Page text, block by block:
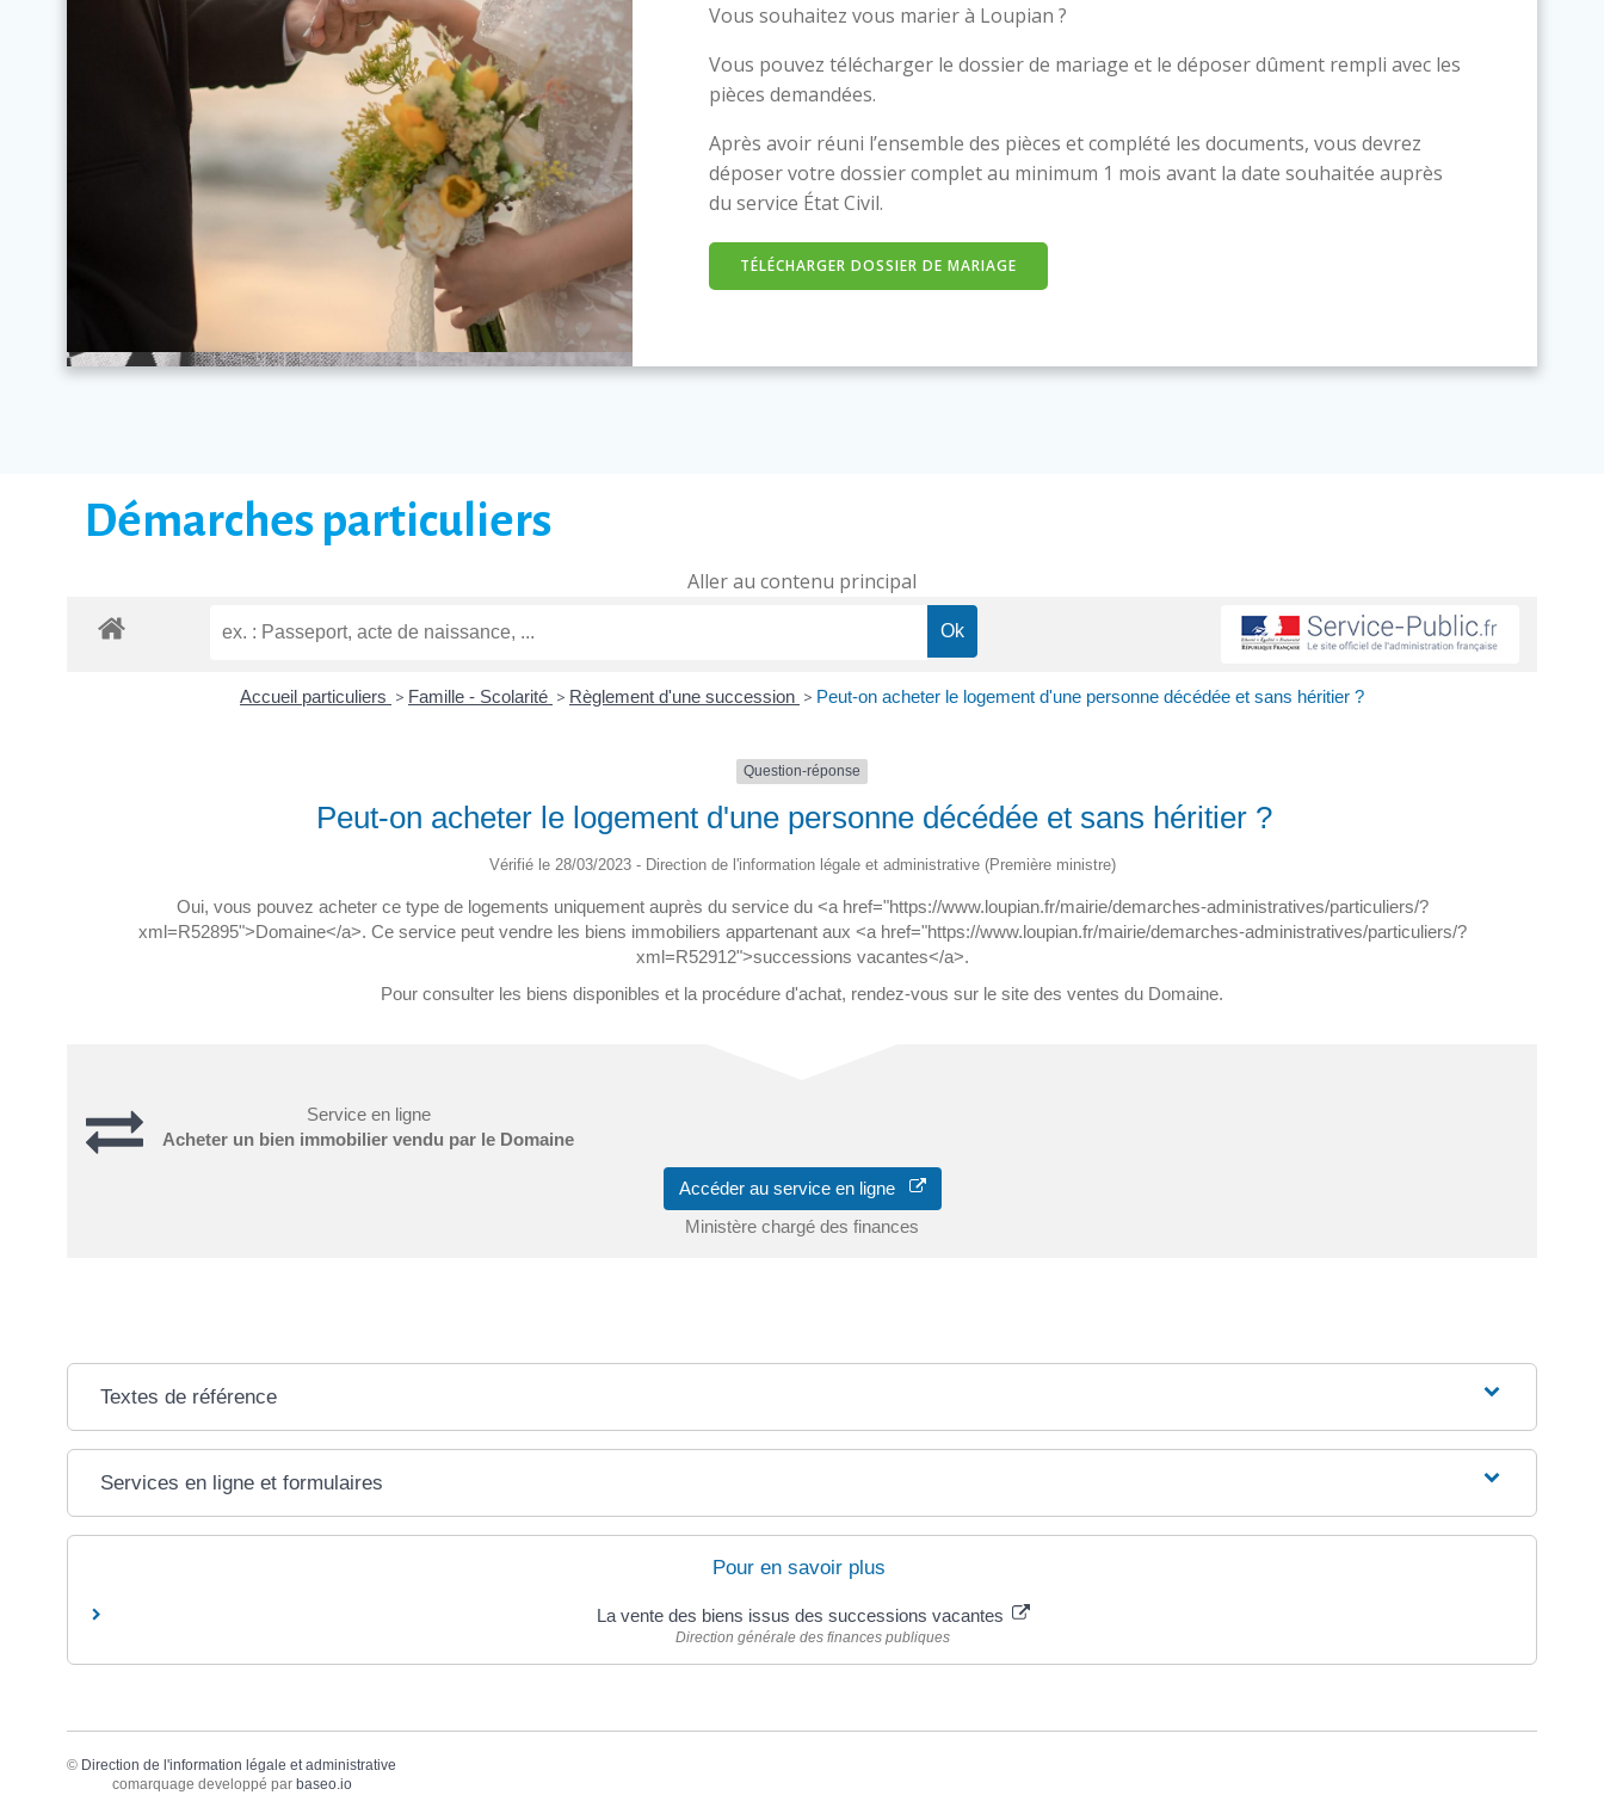
Vous souhaitez vous marier à Loupian ?
Vous pouvez télécharger le dossier de mariage et le déposer dûment rempli avec les
pièces demandées.
Après avoir réuni l’ensemble des pièces et complété les documents, vous devrez
déposer votre dossier complet au minimum 1 mois avant la date souhaitée auprès
du service État Civil.
TÉLÉCHARGER DOSSIER DE MARIAGE
Démarches particuliers
Aller au contenu principal
Accueil particuliers > Famille - Scolarité > Règlement d'une succession > Peut-on acheter le logement d'une personne décédée et sans héritier ?
Question-réponse
Peut-on acheter le logement d'une personne décédée et sans héritier ?
Vérifié le 28/03/2023 - Direction de l'information légale et administrative (Première ministre)
Oui, vous pouvez acheter ce type de logements uniquement auprès du service du <a href="https://www.loupian.fr/mairie/demarches-administratives/particuliers/?
xml=R52895">Domaine</a>. Ce service peut vendre les biens immobiliers appartenant aux <a href="https://www.loupian.fr/mairie/demarches-administratives/particuliers/?
xml=R52912">successions vacantes</a>.
Pour consulter les biens disponibles et la procédure d'achat, rendez-vous sur le site des ventes du Domaine.
Service en ligne
Acheter un bien immobilier vendu par le Domaine
Accéder au service en ligne
Ministère chargé des finances
Textes de référence
Services en ligne et formulaires
Pour en savoir plus
La vente des biens issus des successions vacantes
Direction générale des finances publiques
© Direction de l'information légale et administrative
comarquage developpé par baseo.io